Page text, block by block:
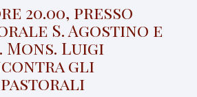
20.00, presso
S. Agostino e
Mons. Luigi
gli